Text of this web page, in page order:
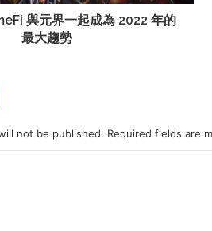
與元界一起成為 2022 年的
最大趨勢
not be published. Required fields are